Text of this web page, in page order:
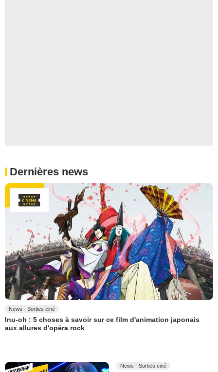
Dernières news
News - Sorties ciné
Inu-oh : 5 choses à savoir sur ce film d'animation japonais
aux allures d'opéra rock
News - Sorties ciné